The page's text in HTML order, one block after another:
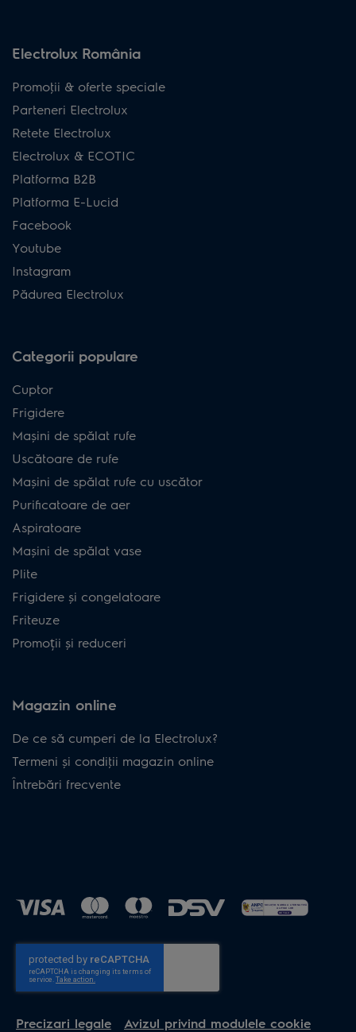
Electrolux România
Promoţii & oferte speciale
Parteneri Electrolux
Retete Electrolux
Electrolux & ECOTIC
Platforma B2B
Platforma E-Lucid
Facebook
Youtube
Instagram
Pădurea Electrolux
Categorii populare
Cuptor
Frigidere
Mașini de spălat rufe
Uscătoare de rufe
Mașini de spălat rufe cu uscător
Purificatoare de aer
Aspiratoare
Mașini de spălat vase
Plite
Frigidere și congelatoare
Friteuze
Promoții și reduceri
Magazin online
De ce să cumperi de la Electrolux?
Termeni și condiţii magazin online
Întrebări frecvente
Precizari legale Avizul privind modulele cookie